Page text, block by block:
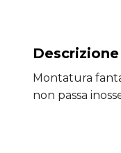
Descrizione
Montatura
non passa